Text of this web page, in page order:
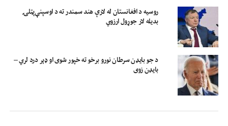
روسیه د افغانستان له لارې هند سمندر ته د اوسپنې‌پټلۍ
بدیله لار جوړول ارزوي
د جو بایډن سرطان نورو برخو ته خپور شوی او ډېر درد لري –
بایډن زوی